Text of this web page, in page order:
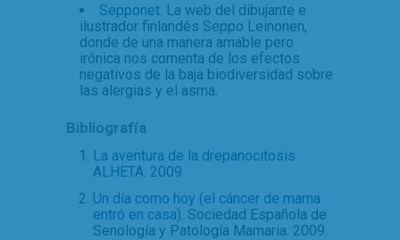
Sepponet. La web del dibujante e
ilustrador finlandés Seppo Leinonen,
donde de una manera amable pero
irónica nos comenta de los efectos
negativos de la baja biodiversidad sobre
las alergias y el asma.
Bibliografía
La aventura de la drepanocitosis.
ALHETA. 2009
Un día como hoy (el cáncer de mama
entró en casa). Sociedad Española de
Senología y Patología Mamaria. 2009.